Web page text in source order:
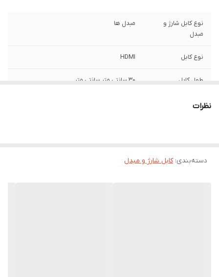
نوع کابل شارژ و
مبدل
مبدل ها
نوع کابل HDMI
طول کابل 30 سانتی متر سانتی متر
جنس کابلنظرات
دسته‌بندی:کابل شارژ و مبدل